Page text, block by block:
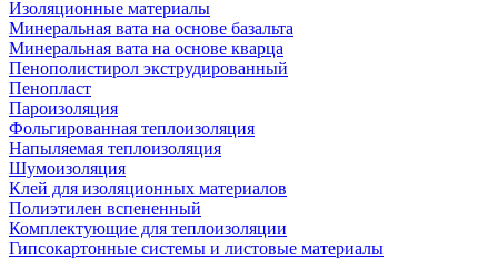
Изоляционные материалы
Минеральная вата на основе базальта
Минеральная вата на основе кварца
Пенополистирол экструдированный
Пенопласт
Пароизоляция
Фольгированная теплоизоляция
Напыляемая теплоизоляция
Шумоизоляция
Клей для изоляционных материалов
Полиэтилен вспененный
Комплектующие для теплоизоляции
Гипсокартонные системы и листовые материалы